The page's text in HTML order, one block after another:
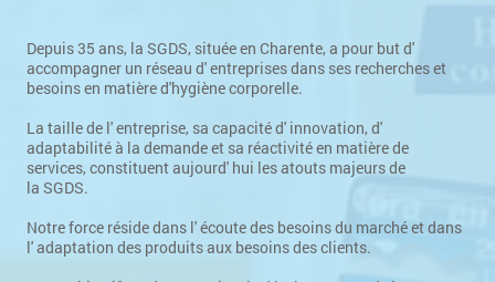
Depuis 35 ans, la SGDS, située en Charente, a pour but d'
accompagner un réseau d' entreprises dans ses recherches et
besoins en matière d'hygiène corporelle.
La taille de l' entreprise, sa capacité d' innovation, d'
adaptabilité à la demande et sa réactivité en matière de
services, constituent aujourd' hui les atouts majeurs de
la SGDS.
Notre force réside dans l' écoute des besoins du marché et dans
l' adaptation des produits aux besoins des clients.